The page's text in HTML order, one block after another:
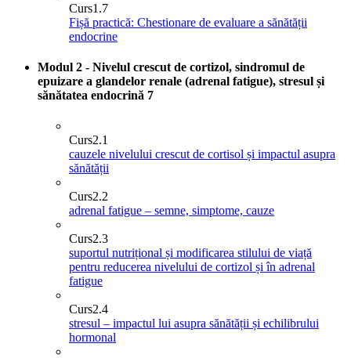
Curs1.7
Fișă practică: Chestionare de evaluare a sănătății
endocrine
Modul 2 - Nivelul crescut de cortizol, sindromul de
epuizare a glandelor renale (adrenal fatigue), stresul și
sănătatea endocrină 7
Curs2.1
cauzele nivelului crescut de cortisol și impactul asupra
sănătății
Curs2.2
adrenal fatigue – semne, simptome, cauze
Curs2.3
suportul nutrițional și modificarea stilului de viață
pentru reducerea nivelului de cortizol și în adrenal
fatigue
Curs2.4
stresul – impactul lui asupra sănătății și echilibrului
hormonal